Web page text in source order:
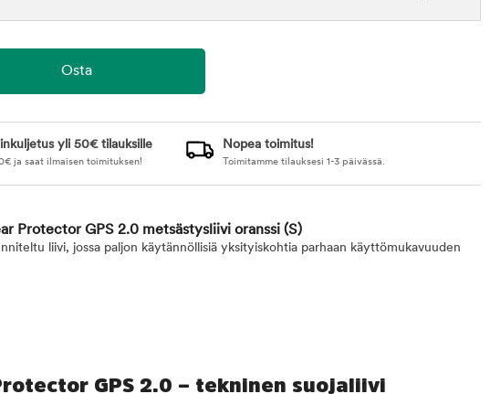
yli 50€ tilauksille
€ ja saat ilmaisen toimituksen!
Nopea toimitus!
Toimitamme tilauksesi 1-3 päivässä.
Protector GPS 2.0 metsästysliivi oranssi (S)
liivi, jossa paljon käytännöllisiä yksityiskohtia parhaan käyttömukavuuden
GPS 2.0 – tekninen suojaliivi